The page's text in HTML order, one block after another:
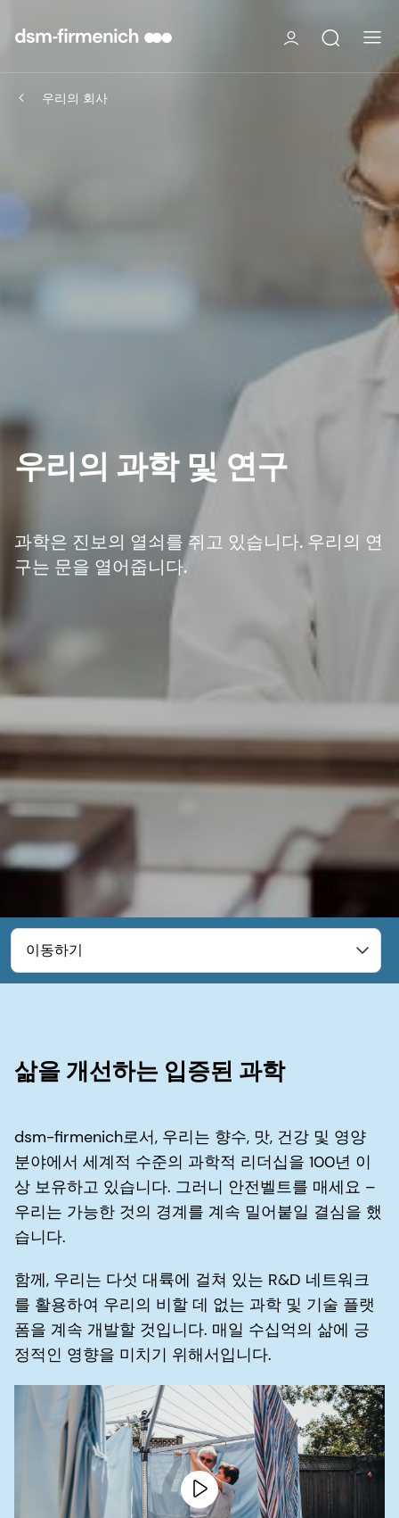
우리의 회사
우리의 과학 및 연구
과학은 진보의 열쇠를 쥐고 있습니다. 우리의 연
구는 문을 열어줍니다.
이동하기
삶을 개선하는 입증된 과학
dsm-firmenich로서, 우리는 향수, 맛, 건강 및 영양
분야에서 세계적 수준의 과학적 리더십을 100년 이
상 보유하고 있습니다. 그러니 안전벨트를 매세요 –
우리는 가능한 것의 경계를 계속 밀어붙일 결심을 했
습니다.
함께, 우리는 다섯 대륙에 걸쳐 있는 R&D 네트워크
를 활용하여 우리의 비할 데 없는 과학 및 기술 플랫
폼을 계속 개발할 것입니다. 매일 수십억의 삶에 긍
정적인 영향을 미치기 위해서입니다.